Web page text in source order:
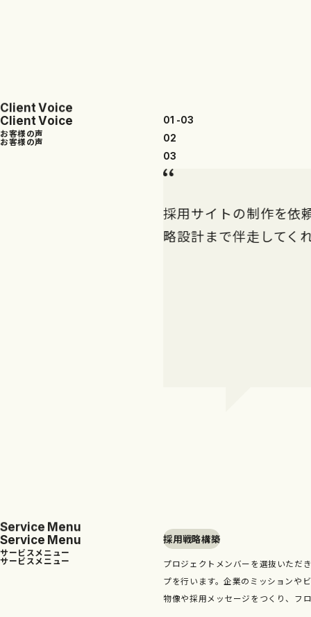
ClientVoice
C ientVoice
お客様の声
お客様の声
01
02
03
-03
採用サイトの制作を依
略設計まで伴走してく
Service Menu
Service M enu
サービスメニュー
サービスメニュー
採用戦略構築
プロジェクトメンバーを選抜いただ
プを行います。企業のミッションや
物像や採用メッセージをつくり、フ